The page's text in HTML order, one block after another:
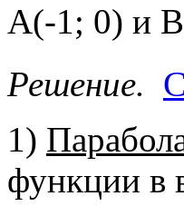
А(-1; 0) и
Решение.
1)
функции в